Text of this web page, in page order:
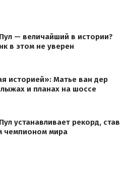
— величайший в истории?
в этом не уверен
историей»: Матье ван дер
и планах на шоссе
устанавливает рекорд, став
чемпионом мира